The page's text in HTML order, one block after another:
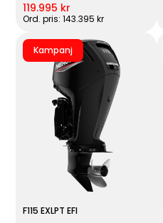
119.995 kr
Ord. pris: 143.395 kr
Kampanj
F115 EXLPT EFI